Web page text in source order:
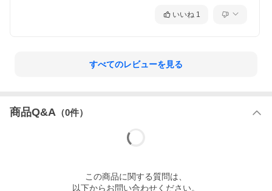
いいね 1
すべてのレビューを見る
商品Q&A （0件）
この商品に関する質問は、
以下からお問い合わせください。